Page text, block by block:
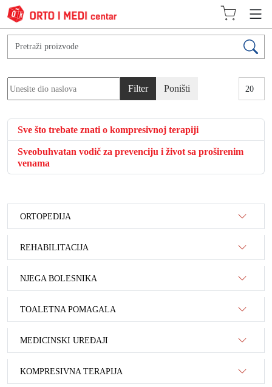
Filter Poništi
Sve što trebate znati o kompresivnoj terapiji
Sveobuhvatan vodič za prevenciju i život sa proširenim
venama
ORTOPEDIJA
REHABILITACIJA
NJEGA BOLESNIKA
TOALETNA POMAGALA
MEDICINSKI UREĐAJI
KOMPRESIVNA TERAPIJA